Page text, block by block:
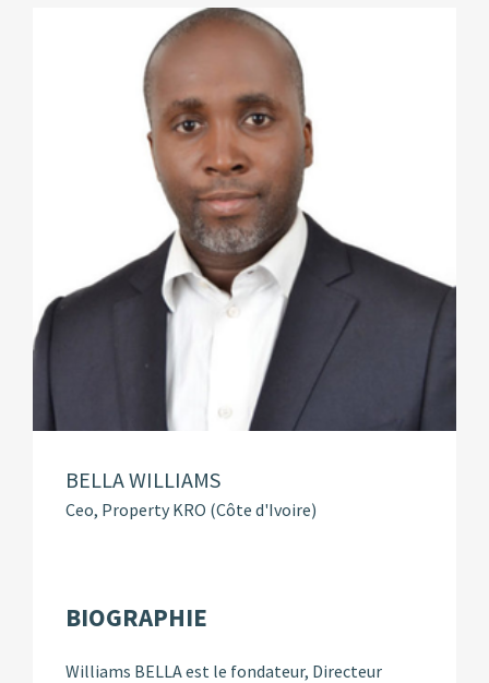
BELLA WILLIAMS
Ceo, Property KRO (Côte d'Ivoire)
BIOGRAPHIE
Williams BELLA est le fondateur, Directeur